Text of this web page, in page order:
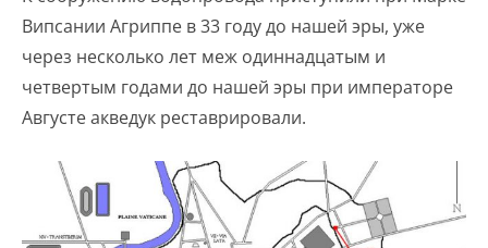
Випсании Агриппе в 33 году до нашей эры, уже
через несколько лет меж одиннадцатым и
четвертым годами до нашей эры при императоре
Августе акведук реставрировали.